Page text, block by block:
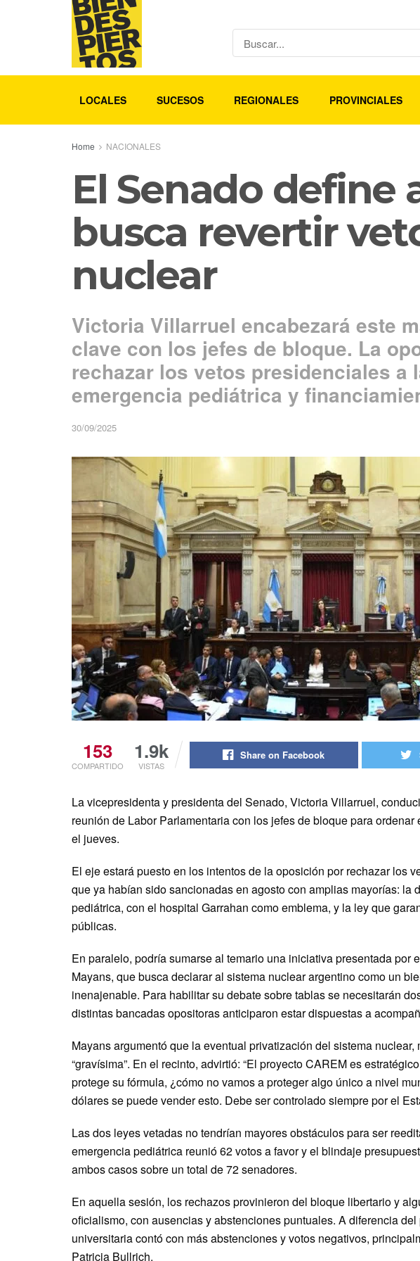
LOCALES SUCESOS REGIONALES PROVINCIALES
Home NACIONALES
El Senado define
busca revertir
nuclear
Victoria Villarruel encabezará este
clave con los jefes de bloque. La
rechazar los vetos presidenciales a
emergencia pediátrica y
30/09/2025
153
COMPARTIDO
1.9k
VISTAS
Share on Facebook
La vicepresidenta y presidenta del Senado, Victoria Villarruel,
reunión de Labor Parlamentaria con los jefes de bloque para
el jueves.
El eje estará puesto en los intentos de la oposición por rechazar los
que ya habían sido sancionadas en agosto con amplias mayorías: la
pediátrica, con el hospital Garrahan como emblema, y la ley que
públicas.
En paralelo, podría sumarse al temario una iniciativa presentada por
Mayans, que busca declarar al sistema nuclear argentino como un
inenajenable. Para habilitar su debate sobre tablas se necesitarán
distintas bancadas opositoras anticiparon estar dispuestas a
Mayans argumentó que la eventual privatización del sistema
“gravísima”. En el recinto, advirtió: “El proyecto CAREM es
protege su fórmula, ¿cómo no vamos a proteger algo único a nivel
dólares se puede vender esto. Debe ser controlado siempre por el
Las dos leyes vetadas no tendrían mayores obstáculos para ser
emergencia pediátrica reunió 62 votos a favor y el blindaje
ambos casos sobre un total de 72 senadores.
En aquella sesión, los rechazos provinieron del bloque libertario y
oficialismo, con ausencias y abstenciones puntuales. A diferencia
universitaria contó con más abstenciones y votos negativos,
Patricia Bullrich.